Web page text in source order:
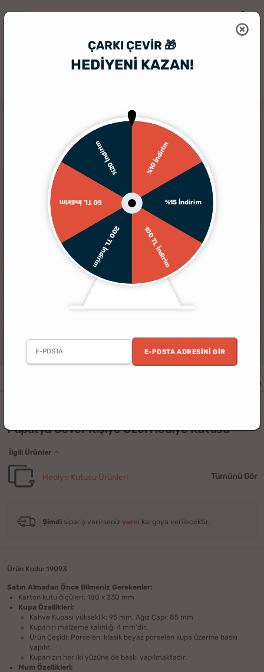
ÇARKI ÇEVIR 🎁
HEDİYENİ KAZAN!
%10 İndirim
%15 İndirim
100 TL İndirim
200 TL İndirim
50 TL İndirim
%20 İndirim
E-POSTA ADRESINI GIR
Anne
Papatya Sever Kişiye Özel Hediye Kutusu
İlgili Ürünler
Hediye Kutusu Ürünleri Tümünü Gör
Şimdi sipariş verirseniz yarın kargoya verilecektir.
Ürün Kodu: 19093
Satın Almadan Önce Bilmeniz Gerekenler:
Karton kutu ölçüleri: 180 x 230 mm
Kupa Özellikleri:
Kahve Kupası yükseklik: 95 mm, Ağız Çapı: 85 mm
Kupanın malzeme kalınlığı 4 mm'dir.
Ürün Çeşidi: Porselen; klasik beyaz porselen kupa üzerine baskı
yapılır.
Kupanızın her iki yüzüne de baskı yapılmaktadır.
Mum Özellikleri: